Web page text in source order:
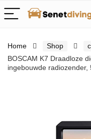
Home Shop
BOSCAM K7 Draadloze
ingebouwde radiozender,